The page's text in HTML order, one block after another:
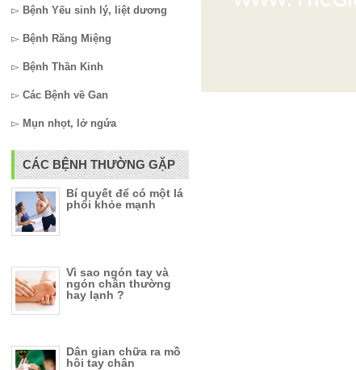
▻ Bệnh Yếu sinh lý, liệt dương
▻ Bệnh Răng Miệng
▻ Bệnh Thần Kinh
▻ Các Bệnh về Gan
▻ Mụn nhọt, lở ngứa
CÁC BỆNH THƯỜNG GẶP
Bí quyết để có một lá
phổi khỏe mạnh
Vì sao ngón tay và
ngón chân thường
hay lạnh ?
Dân gian chữa ra mồ
hôi tay chân